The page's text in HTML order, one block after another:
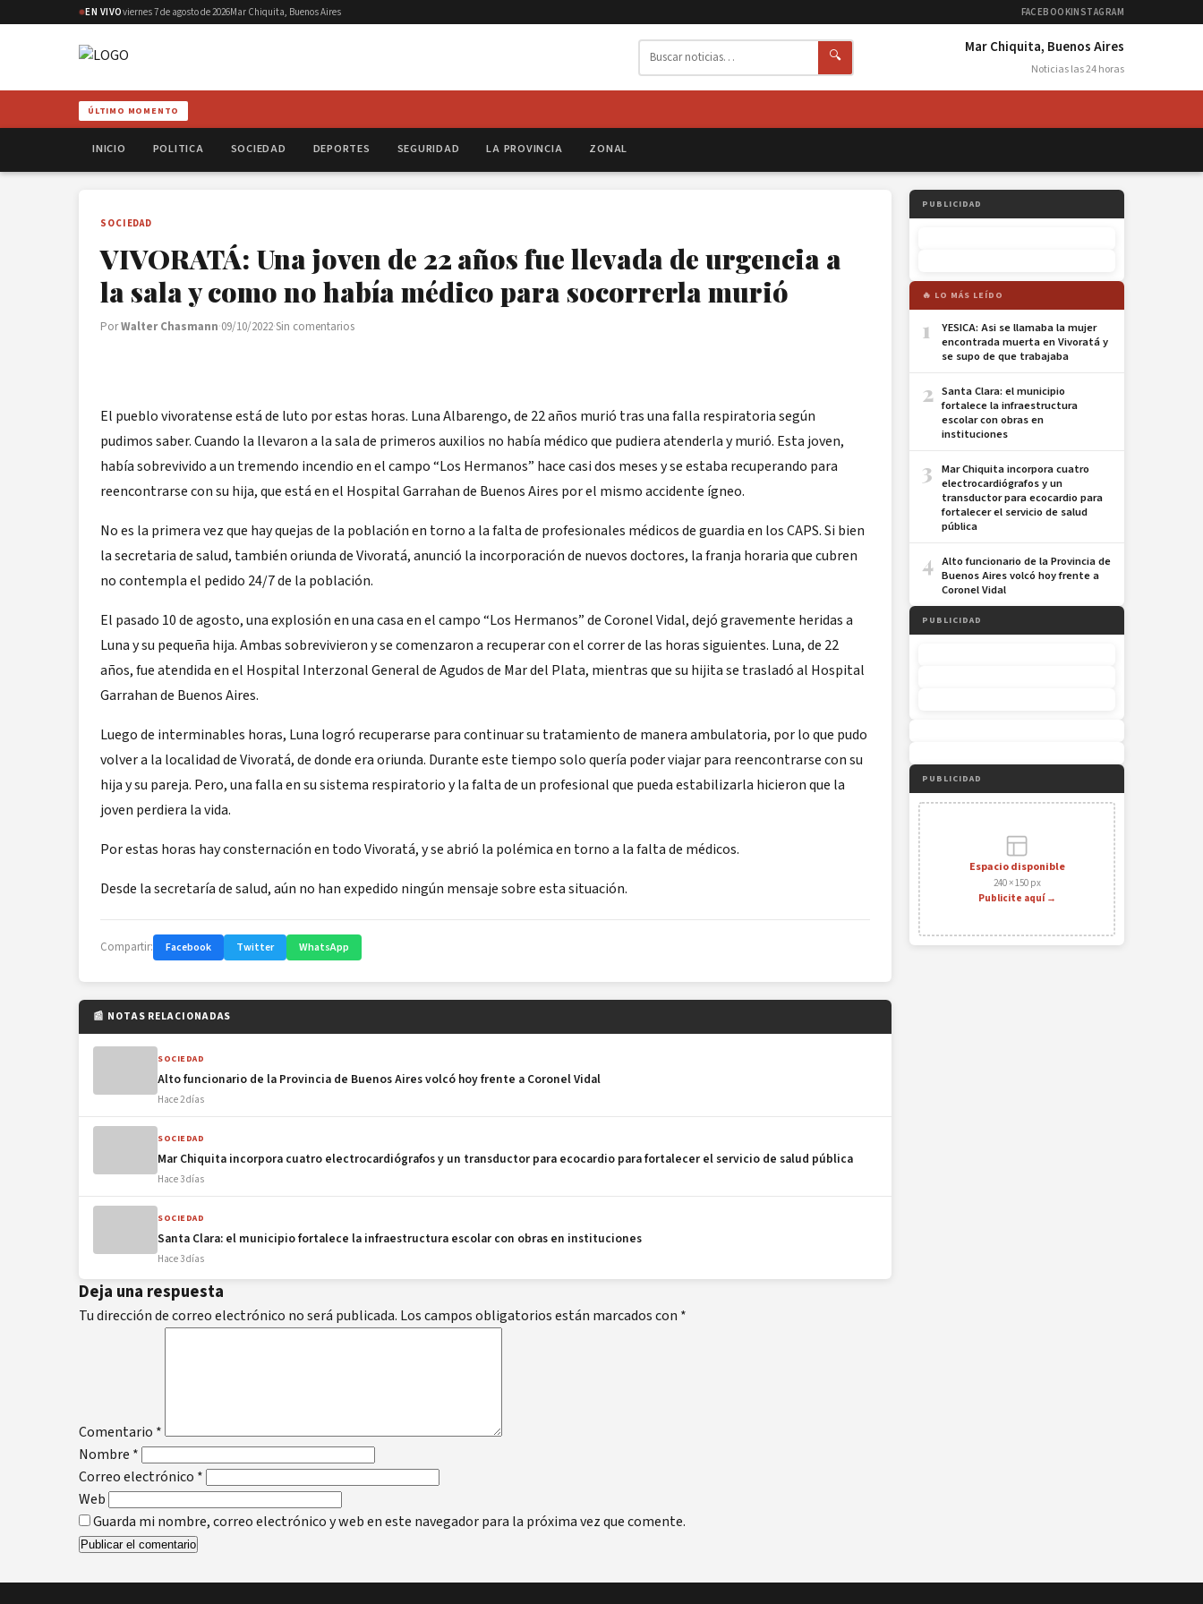
EN VIVOviernes 7 de agosto de 2026Mar Chiquita, Buenos Aires FACEBOOKINSTAGRAM
🔍 Mar Chiquita, Buenos Aires
Noticias las 24 horas
ÚLTIMO MOMENTO
INICIO POLITICA SOCIEDAD DEPORTES SEGURIDAD LA PROVINCIA ZONAL
SOCIEDAD
VIVORATÁ: Una joven de 22 años fue llevada de urgencia a
la sala y como no había médico para socorrerla murió
PorWalter Chasmann·09/10/2022·Sin comentarios
El pueblo vivoratense está de luto por estas horas. Luna Albarengo, de 22 años murió tras una falla respiratoria según
pudimos saber. Cuando la llevaron a la sala de primeros auxilios no había médico que pudiera atenderla y murió. Esta joven,
había sobrevivido a un tremendo incendio en el campo “Los Hermanos” hace casi dos meses y se estaba recuperando para
reencontrarse con su hija, que está en el Hospital Garrahan de Buenos Aires por el mismo accidente ígneo.
No es la primera vez que hay quejas de la población en torno a la falta de profesionales médicos de guardia en los CAPS. Si bien
la secretaria de salud, también oriunda de Vivoratá, anunció la incorporación de nuevos doctores, la franja horaria que cubren
no contempla el pedido 24/7 de la población.
El pasado 10 de agosto, una explosión en una casa en el campo “Los Hermanos” de Coronel Vidal, dejó gravemente heridas a
Luna y su pequeña hija. Ambas sobrevivieron y se comenzaron a recuperar con el correr de las horas siguientes. Luna, de 22
años, fue atendida en el Hospital Interzonal General de Agudos de Mar del Plata, mientras que su hijita se trasladó al Hospital
Garrahan de Buenos Aires.
Luego de interminables horas, Luna logró recuperarse para continuar su tratamiento de manera ambulatoria, por lo que pudo
volver a la localidad de Vivoratá, de donde era oriunda. Durante este tiempo solo quería poder viajar para reencontrarse con su
hija y su pareja. Pero, una falla en su sistema respiratorio y la falta de un profesional que pueda estabilizarla hicieron que la
joven perdiera la vida.
Por estas horas hay consternación en todo Vivoratá, y se abrió la polémica en torno a la falta de médicos.
Desde la secretaría de salud, aún no han expedido ningún mensaje sobre esta situación.
Compartir: Facebook Twitter WhatsApp
📰 NOTAS RELACIONADAS
SOCIEDAD
Alto funcionario de la Provincia de Buenos Aires volcó hoy frente a Coronel Vidal
Hace 2 días
SOCIEDAD
Mar Chiquita incorpora cuatro electrocardiógrafos y un transductor para ecocardio para fortalecer el servicio de salud pública
Hace 3 días
SOCIEDAD
Santa Clara: el municipio fortalece la infraestructura escolar con obras en instituciones
Hace 3 días
Deja una respuesta
Tu dirección de correo electrónico no será publicada. Los campos obligatorios están marcados con *
Comentario *
Nombre *
Correo electrónico *
Web
Guarda mi nombre, correo electrónico y web en este navegador para la próxima vez que comente.
PUBLICIDAD
🔥 LO MÁS LEÍDO
1
YESICA: Asi se llamaba la mujer
encontrada muerta en Vivoratá y
se supo de que trabajaba
2 Santa Clara: el municipio
fortalece la infraestructura
escolar con obras en
instituciones
3
Mar Chiquita incorpora cuatro
electrocardiógrafos y un
transductor para ecocardio para
fortalecer el servicio de salud
pública
4 Alto funcionario de la Provincia de
Buenos Aires volcó hoy frente a
Coronel Vidal
PUBLICIDAD
PUBLICIDAD
Espacio disponible
240 × 150 px
Publicite aquí →